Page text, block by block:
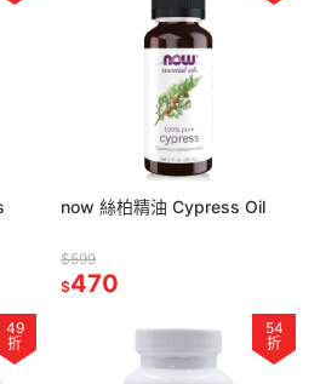
now 絲柏精油 Cypress Oil
$599
$470
49
折
54
折